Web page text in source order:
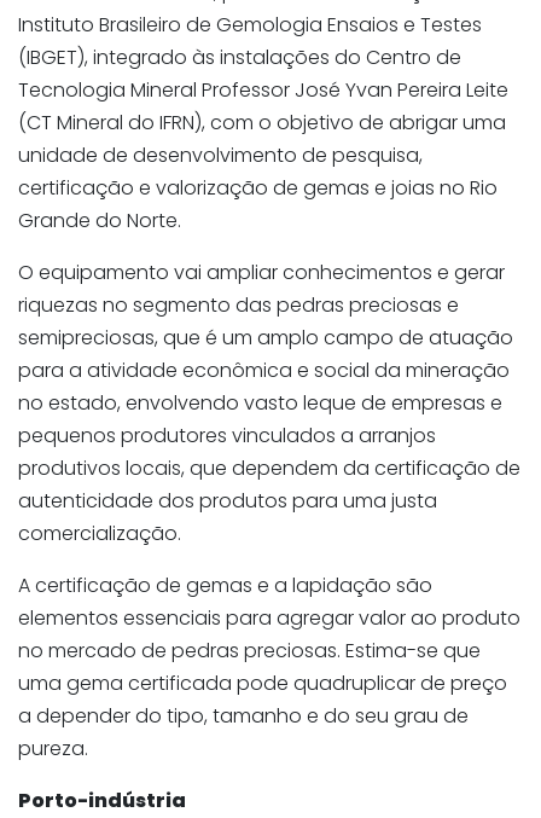
Instituto Brasileiro de Gemologia Ensaios e Testes
(IBGET), integrado às instalações do Centro de
Tecnologia Mineral Professor José Yvan Pereira Leite
(CT Mineral do IFRN), com o objetivo de abrigar uma
unidade de desenvolvimento de pesquisa,
certificação e valorização de gemas e joias no Rio
Grande do Norte.
O equipamento vai ampliar conhecimentos e gerar
riquezas no segmento das pedras preciosas e
semipreciosas, que é um amplo campo de atuação
para a atividade econômica e social da mineração
no estado, envolvendo vasto leque de empresas e
pequenos produtores vinculados a arranjos
produtivos locais, que dependem da certificação de
autenticidade dos produtos para uma justa
comercialização.
A certificação de gemas e a lapidação são
elementos essenciais para agregar valor ao produto
no mercado de pedras preciosas. Estima-se que
uma gema certificada pode quadruplicar de preço
a depender do tipo, tamanho e do seu grau de
pureza.
Porto-indústria